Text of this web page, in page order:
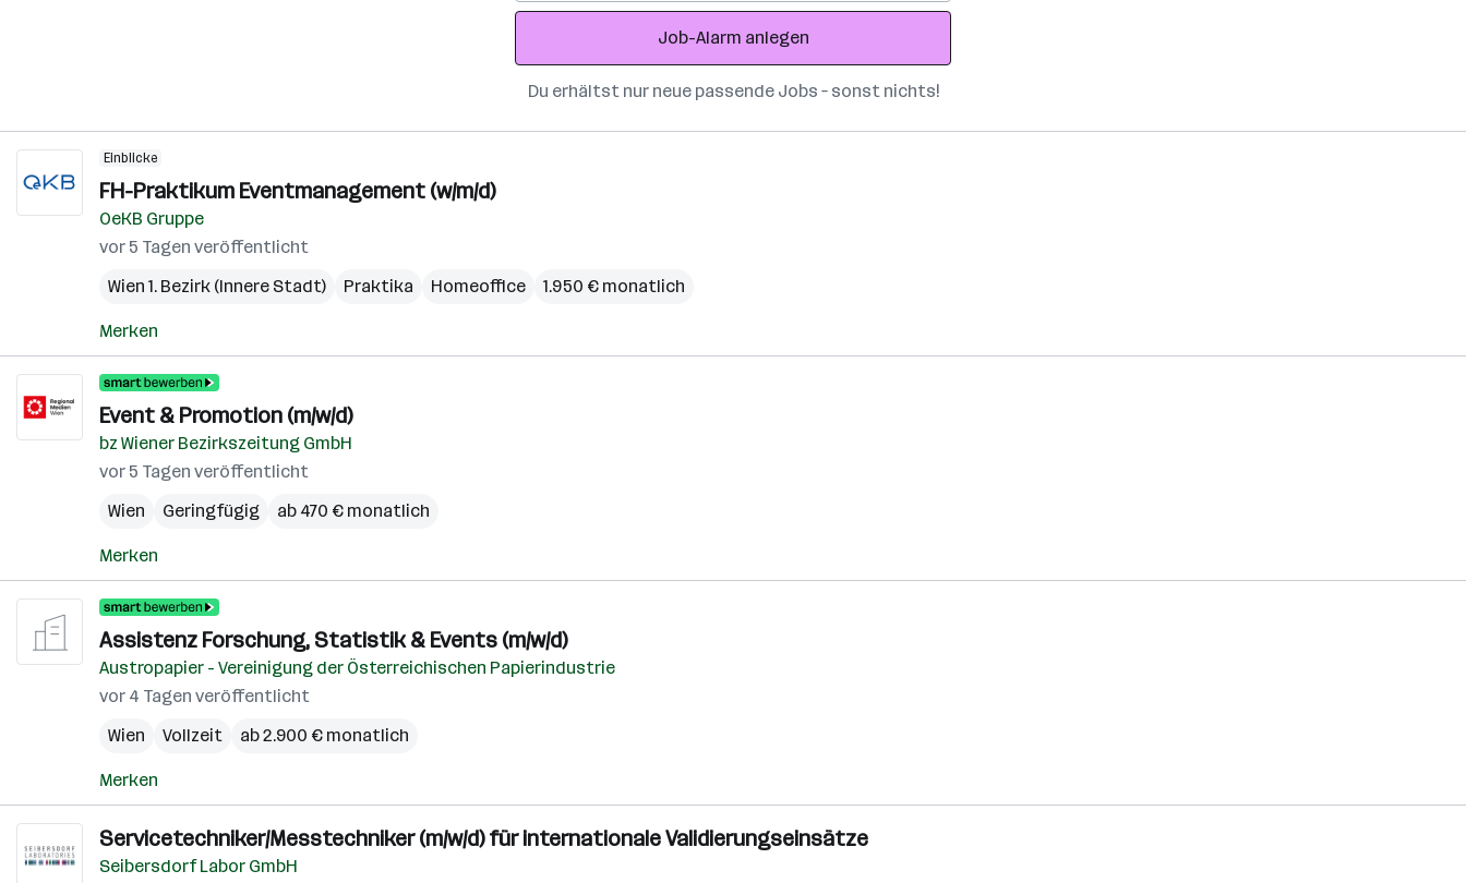
Adresse
Job-Alarm anlegen
Du erhältst nur neue passende Jobs – sonst nichts!
Einblicke
FH-Praktikum Eventmanagement (w/m/d)
OeKB Gruppe
vor 5 Tagen veröffentlicht
Wien 1. Bezirk (Innere Stadt)
Praktika Homeoffice 1.950 € monatlich
Merken
Event & Promotion (m/w/d)
bz Wiener Bezirkszeitung GmbH
vor 5 Tagen veröffentlicht
Wien
Geringfügig ab 470 € monatlich
Merken
Assistenz Forschung, Statistik & Events (m/w/d)
Austropapier - Vereinigung der Österreichischen Papierindustrie
vor 4 Tagen veröffentlicht
Wien
Vollzeit ab 2.900 € monatlich
Merken
Servicetechniker/Messtechniker (m/w/d) für internationale Validierungseinsätze
Seibersdorf Labor GmbH